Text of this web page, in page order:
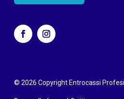
© 2026 Copyright Entrocassi